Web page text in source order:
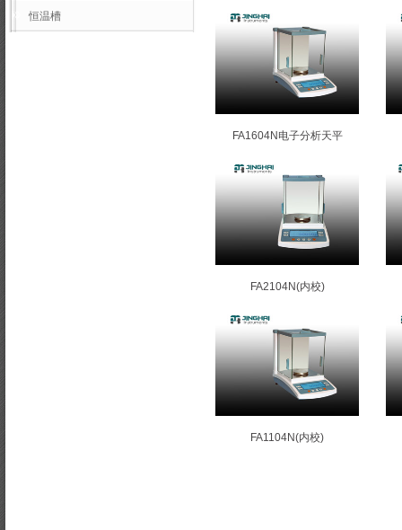
FA1604N电子分析天平
FA2104N(内校)
FA1104N(内校)
恒温槽